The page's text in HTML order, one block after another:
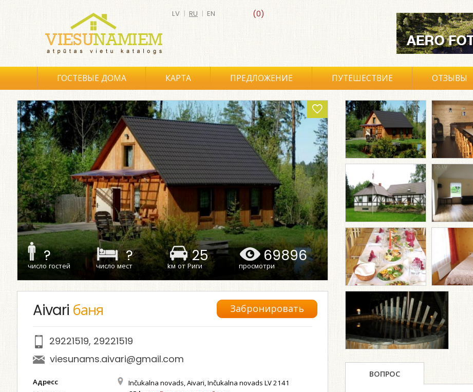
(0)
LV | RU | EN
ГОСТЕВЫЕ ДОМА КАРТА ПРЕДЛОЖЕНИЕ ПУТЕШЕСТВИЕ ОТЗЫВЫ
?
число гостей
?
число мест
25
kм от Риги
69896
просмотри
Aivari баня Забронировать
29221519, 29221519
viesunams.aivari@gmail.com
Адресс Inčukalna novads, Aivari, Inčukalna novads LV 2141
ВОПРОС